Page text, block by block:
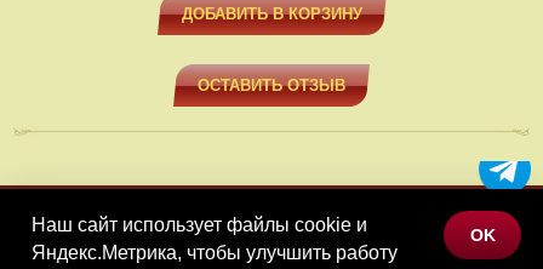
ДОБАВИТЬ В КОРЗИНУ
ОСТАВИТЬ ОТЗЫВ
МЕНЮ
КАТАЛОГ ТОВАРОВ
Наш сайт использует файлы cookie и
Яндекс.Метрика, чтобы улучшить работу
OK